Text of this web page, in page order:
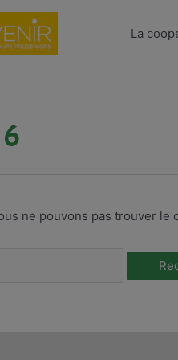
La
ne pouvons pas trouver le